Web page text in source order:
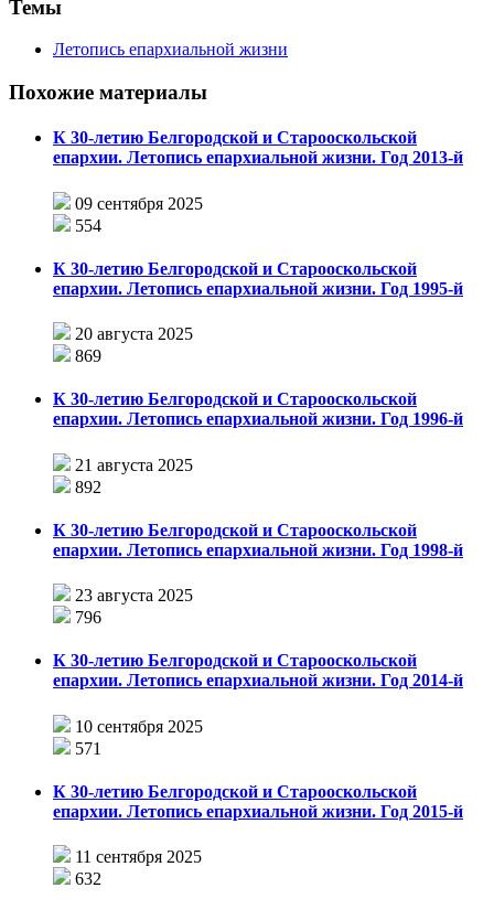
Темы
Летопись епархиальной жизни
Похожие материалы
К 30-летию Белгородской и Старооскольской
епархии. Летопись епархиальной жизни. Год 2013-й
09 сентября 2025
554
К 30-летию Белгородской и Старооскольской
епархии. Летопись епархиальной жизни. Год 1995-й
20 августа 2025
869
К 30-летию Белгородской и Старооскольской
епархии. Летопись епархиальной жизни. Год 1996-й
21 августа 2025
892
К 30-летию Белгородской и Старооскольской
епархии. Летопись епархиальной жизни. Год 1998-й
23 августа 2025
796
К 30-летию Белгородской и Старооскольской
епархии. Летопись епархиальной жизни. Год 2014-й
10 сентября 2025
571
К 30-летию Белгородской и Старооскольской
епархии. Летопись епархиальной жизни. Год 2015-й
11 сентября 2025
632